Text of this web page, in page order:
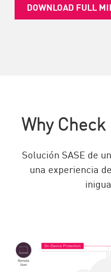
DOWNLOAD FULL
Why
Solución SASE de
una experiencia